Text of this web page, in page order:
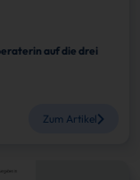
auf die drei
Zum Artikel